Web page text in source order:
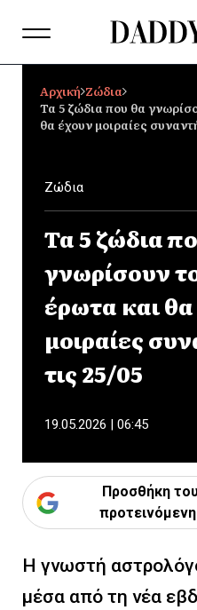
Αρχική Ζώδια
Τα 5 ζώδια που θα
θα έχουν μοιραίες
Ζώδια
Τα 5 ζώδια
γνωρίσουν
έρωτα και
μοιραίες
τις 25/05
19.05.2026 | 06:45
Προσθήκη
Η γνωστή
μέσα από τη νέα